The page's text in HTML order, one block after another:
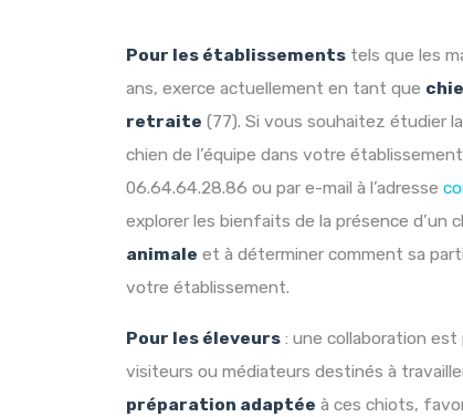
Pour les établissementstels que les
ans, exerce actuellement en tant que
retraite (77). Si vous souhaitez étudier
chien de l’équipe dans votre
06.64.64.28.86 ou par e-mail à l’adresse
explorer les bienfaits de la présence d’un
animale et à déterminer comment sa
votre établissement.
Pour les éleveurs: une collaboration est
visiteurs ou médiateurs destinés à
préparation adaptée à ces chiots,